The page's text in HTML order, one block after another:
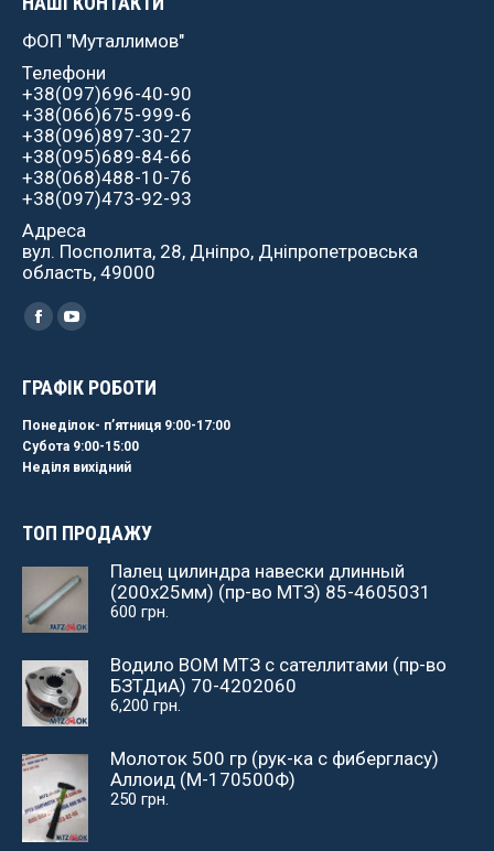
ФОП "Муталлимов"
Телефони
+38(097)696-40-90
+38(066)675-999-6
+38(096)897-30-27
+38(095)689-84-66
+38(068)488-10-76
+38(097)473-92-93
Адреса
вул. Посполита, 28, Дніпро, Дніпропетровська
область, 49000
Найдите нас:
Facebook
YouTube
ГРАФІК РОБОТИ
Понеділок- пʼятниця 9:00-17:00
Субота 9:00-15:00
Неділя вихідний
ТОП ПРОДАЖУ
Палец цилиндра навески длинный
(200х25мм) (пр-во МТЗ) 85-4605031
600 грн.
Водило ВОМ МТЗ с сателлитами (пр-во
БЗТДиА) 70-4202060
6,200 грн.
Молоток 500 гр (рук-ка с фибергласу)
Аллоид (М-170500Ф)
250 грн.